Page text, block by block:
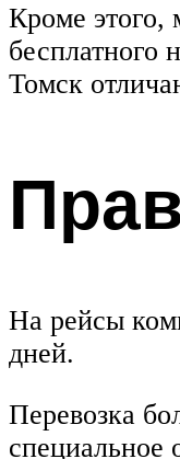
Кроме этого,
бесплатного
Томск
На рейсы
дней.
Перевозка
специальное